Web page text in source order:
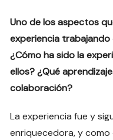
Uno de los aspectos
experiencia trabajando
¿Cómo ha sido la
ellos? ¿Qué
colaboración?
La experiencia fue y
enriquecedora, y